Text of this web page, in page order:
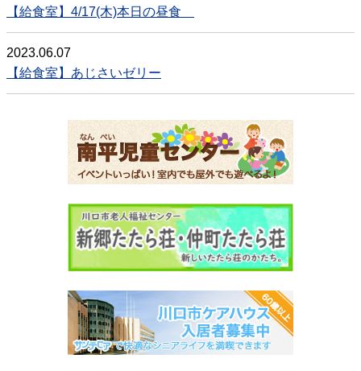
【給食室】4/17(木)本日の昼食
2023.06.07
【給食室】あじさいゼリー